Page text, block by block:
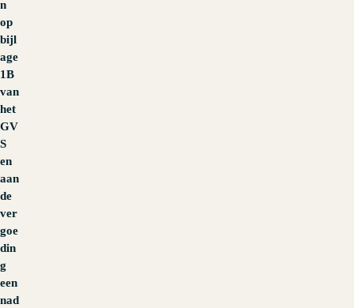
n
op
bijl
age
1B
van
het
GV
S
en
aan
de
ver
goe
din
g
een
nad